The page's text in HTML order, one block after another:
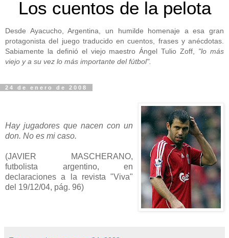
Los cuentos de la pelota
Desde Ayacucho, Argentina, un humilde homenaje a esa gran
protagonista del juego traducido en cuentos, frases y anécdotas.
Sabiamente la definió el viejo maestro Ángel Tulio Zoff, "lo más
viejo y a su vez lo más importante del fútbol".
24 de enero de 2008
Hay jugadores que nacen con un
don. No es mi caso.
(JAVIER MASCHERANO,
futbolista argentino, en
declaraciones a la revista "Viva"
del 19/12/04, pág. 96)